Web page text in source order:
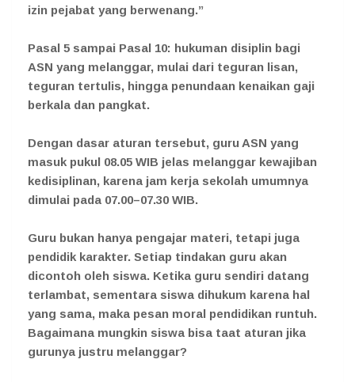
izin pejabat yang berwenang.”
Pasal 5 sampai Pasal 10: hukuman disiplin bagi
ASN yang melanggar, mulai dari teguran lisan,
teguran tertulis, hingga penundaan kenaikan gaji
berkala dan pangkat.
Dengan dasar aturan tersebut, guru ASN yang
masuk pukul 08.05 WIB jelas melanggar kewajiban
kedisiplinan, karena jam kerja sekolah umumnya
dimulai pada 07.00–07.30 WIB.
Guru bukan hanya pengajar materi, tetapi juga
pendidik karakter. Setiap tindakan guru akan
dicontoh oleh siswa. Ketika guru sendiri datang
terlambat, sementara siswa dihukum karena hal
yang sama, maka pesan moral pendidikan runtuh.
Bagaimana mungkin siswa bisa taat aturan jika
gurunya justru melanggar?